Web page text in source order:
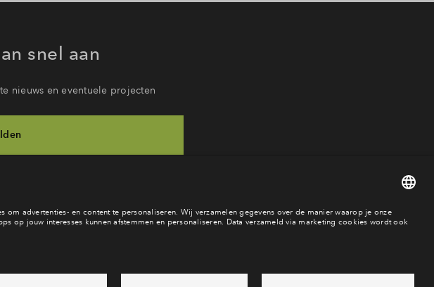
snel aan
nieuws en eventuele projecten
ons op
tijdens feestdagen)